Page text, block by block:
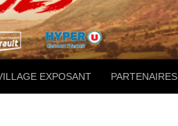
EXPOSANT PARTENAIRES